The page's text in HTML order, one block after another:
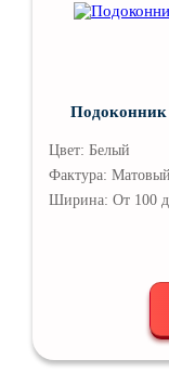
Цвет: Белый
Фактура: Матовый
Ширина: От 100